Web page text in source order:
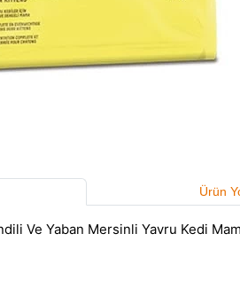
Ürün
Ve Yaban Mersinli Yavru Kedi